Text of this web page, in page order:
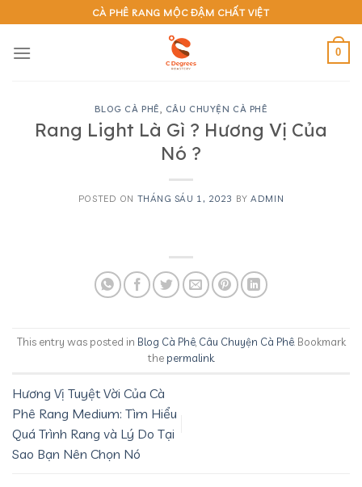
to
content
CÀ PHÊ RANG MỘC ĐẬM CHẤT VIỆT
0
BLOG CÀ PHÊ, CÂU CHUYỆN CÀ PHÊ
Rang Light Là Gì ? Hương Vị Của
Nó ?
POSTED ON THÁNG SÁU 1, 2023 BYADMIN
This entry was posted in Blog Cà Phê, Câu Chuyện Cà Phê. Bookmark
the permalink.
Hương Vị Tuyệt Vời Của Cà
Phê Rang Medium: Tìm Hiểu
Quá Trình Rang và Lý Do Tại
Sao Bạn Nên Chọn Nó